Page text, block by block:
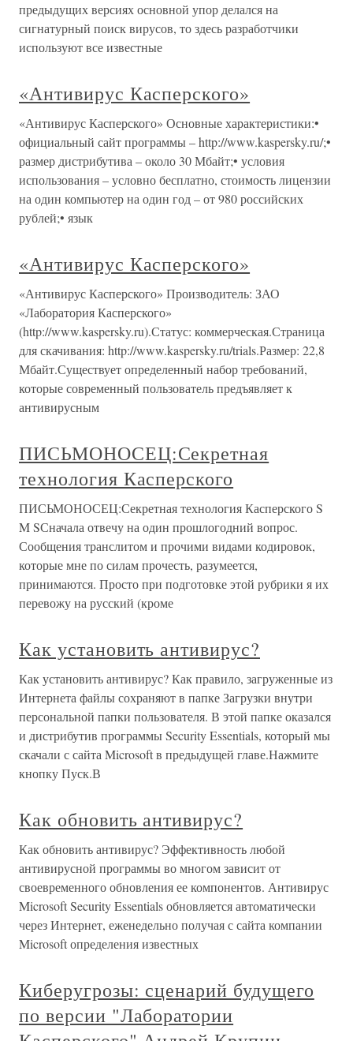
предыдущих версиях основной упор делался на
сигнатурный поиск вирусов, то здесь разработчики
используют все известные
«Антивирус Касперского»
«Антивирус Касперского» Основные характеристики:•
официальный сайт программы – http://www.kaspersky.ru/;•
размер дистрибутива – около 30 Мбайт;• условия
использования – условно бесплатно, стоимость лицензии
на один компьютер на один год – от 980 российских
рублей;• язык
«Антивирус Касперского»
«Антивирус Касперского» Производитель: ЗАО
«Лаборатория Касперского»
(http://www.kaspersky.ru).Статус: коммерческая.Страница
для скачивания: http://www.kaspersky.ru/trials.Размер: 22,8
Мбайт.Существует определенный набор требований,
которые современный пользователь предъявляет к
антивирусным
ПИСЬМОНОСЕЦ:Секретная
технология Касперского
ПИСЬМОНОСЕЦ:Секретная технология Касперского S
M SСначала отвечу на один прошлогодний вопрос.
Сообщения транслитом и прочими видами кодировок,
которые мне по силам прочесть, разумеется,
принимаются. Просто при подготовке этой рубрики я их
перевожу на русский (кроме
Как установить антивирус?
Как установить антивирус? Как правило, загруженные из
Интернета файлы сохраняют в папке Загрузки внутри
персональной папки пользователя. В этой папке оказался
и дистрибутив программы Security Essentials, который мы
скачали с сайта Microsoft в предыдущей главе.Нажмите
кнопку Пуск.В
Как обновить антивирус?
Как обновить антивирус? Эффективность любой
антивирусной программы во многом зависит от
своевременного обновления ее компонентов. Антивирус
Microsoft Security Essentials обновляется автоматически
через Интернет, еженедельно получая с сайта компании
Microsoft определения известных
Киберугрозы: сценарий будущего
по версии "Лаборатории